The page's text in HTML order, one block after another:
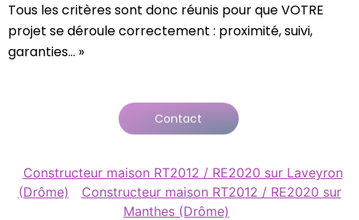
Tous les critères sont donc réunis pour que VOTRE
projet se déroule correctement : proximité, suivi,
garanties… »
Contact
Constructeur maison RT2012 / RE2020 sur Laveyron
(Drôme)
Constructeur maison RT2012 / RE2020 sur
Manthes (Drôme)